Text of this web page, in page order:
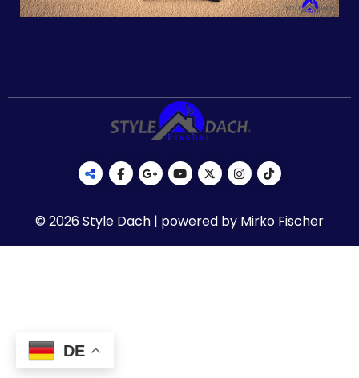
© 2026 Style Dach | powered by Mirko Fischer
DE